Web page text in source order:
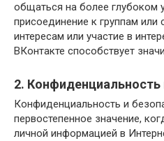
общаться на более глубоком
присоединение к группам
интересам или участие в
ВКонтакте способствует
2. Конфиденциальность
Конфиденциальность и
первостепенное значение,
личной информацией в